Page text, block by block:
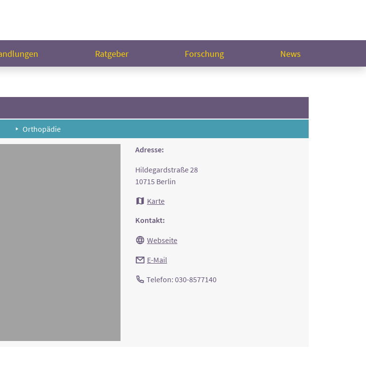
Ratgeber Forschung News
Orthopädie
Adresse:
Hildegardstraße 28
10715 Berlin
Karte
Kontakt:
Webseite
E-Mail
Telefon: 030-8577140